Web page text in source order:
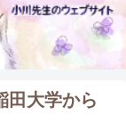
田大学から